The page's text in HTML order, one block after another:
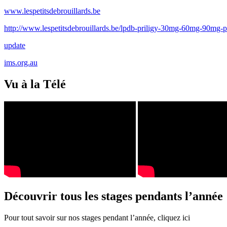
www.lespetitsdebrouillards.be
http://www.lespetitsdebrouillards.be/lpdb-priligy-30mg-60mg-90mg-
update
ims.org.au
Vu à la Télé
Découvrir tous les stages pendants l’année
Pour tout savoir sur nos stages pendant l’année, cliquez ici